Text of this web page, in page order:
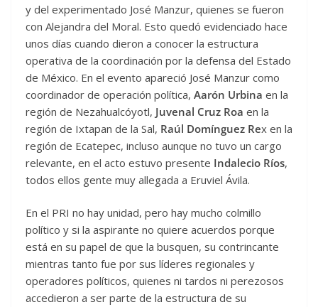
y del experimentado José Manzur, quienes se fueron
con Alejandra del Moral. Esto quedó evidenciado hace
unos días cuando dieron a conocer la estructura
operativa de la coordinación por la defensa del Estado
de México. En el evento apareció José Manzur como
coordinador de operación política, Aarón Urbina en la
región de Nezahualcóyotl, Juvenal Cruz Roa en la
región de Ixtapan de la Sal, Raúl Domínguez Rex en la
región de Ecatepec, incluso aunque no tuvo un cargo
relevante, en el acto estuvo presente Indalecio Ríos,
todos ellos gente muy allegada a Eruviel Ávila.
En el PRI no hay unidad, pero hay mucho colmillo
político y si la aspirante no quiere acuerdos porque
está en su papel de que la busquen, su contrincante
mientras tanto fue por sus líderes regionales y
operadores políticos, quienes ni tardos ni perezosos
accedieron a ser parte de la estructura de su